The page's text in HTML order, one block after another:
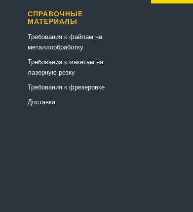
СПРАВОЧНЫЕ
МАТЕРИАЛЫ
Требования к файлам на
металлообработку
Требования к макетам на
лазерную резку
Требования к фрезеровке
Доставка